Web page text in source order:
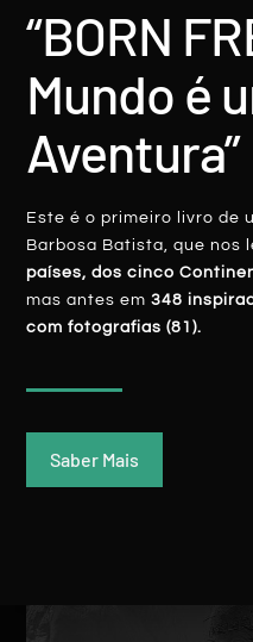
Facebook
LinkedIn
“BORN
Mundo é
Aventura”
Este é o primeiro livro de
Barbosa Batista, que nos
países, dos cinco
mas antes em348
com fotografias (81).
Saber Mais